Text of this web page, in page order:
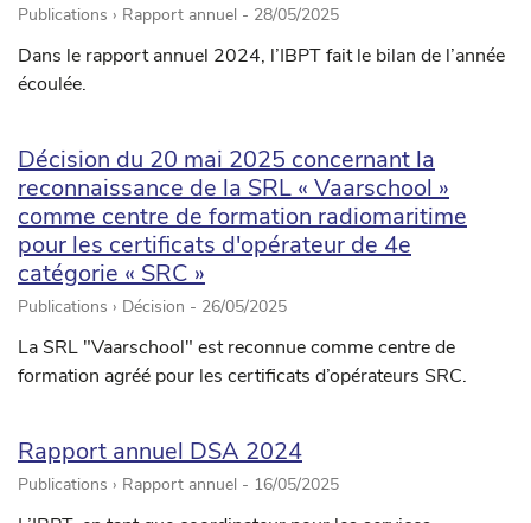
Publications › Rapport annuel - 28/05/2025
Dans le rapport annuel 2024, l’IBPT fait le bilan de l’année
écoulée.
Décision du 20 mai 2025 concernant la
reconnaissance de la SRL « Vaarschool »
comme centre de formation radiomaritime
pour les certificats d'opérateur de 4e
catégorie « SRC »
Publications › Décision - 26/05/2025
La SRL "Vaarschool" est reconnue comme centre de
formation agréé pour les certificats d’opérateurs SRC.
Rapport annuel DSA 2024
Publications › Rapport annuel - 16/05/2025